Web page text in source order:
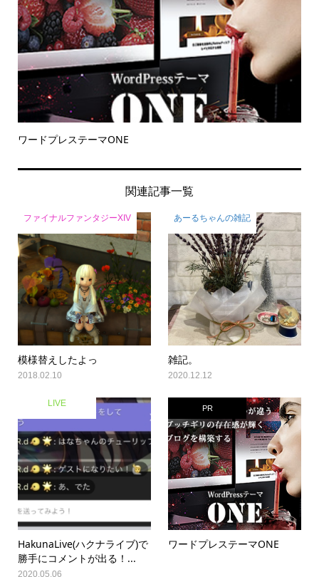
ワードプレステーマONE
関連記事一覧
ファイナルファンタジーXIV
模様替えしたよっ
2018.02.10
あーるちゃんの雑記
雑記。
2020.12.12
LIVE
HakunaLive(ハクナライブ)で
勝手にコメントが出る！...
2020.05.06
PR
ワードプレステーマONE